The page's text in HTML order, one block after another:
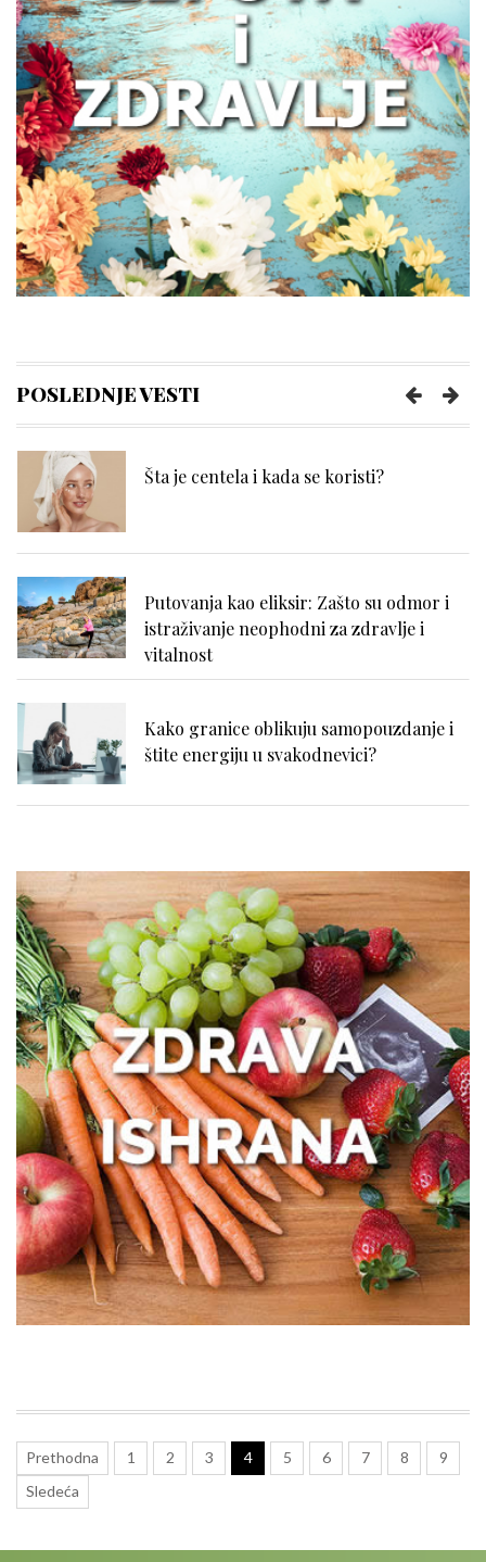
POSLEDNJE VESTI
Zašto žene treba da obrate pažnju na
zdravlje creva
Kako prepoznati trenutak kada vam je
potreban prečišćivač vazduha?
Šta je centela i kada se koristi?
Putovanja kao eliksir: Zašto su odmor i
istraživanje neophodni za zdravlje i
vitalnost
Kako granice oblikuju samopouzdanje i
štite energiju u svakodnevici?
varenje: kako prepoznati uzrok?
Išijas bez panike: prvi koraci ka
oporavku
Zašto žene treba da obrate pažnju na
zdravlje creva
Kako prepoznati trenutak kada vam je
potreban prečišćivač vazduha?
Prethodna 1 2 3 4 5 6 7 8
9
Sledeća